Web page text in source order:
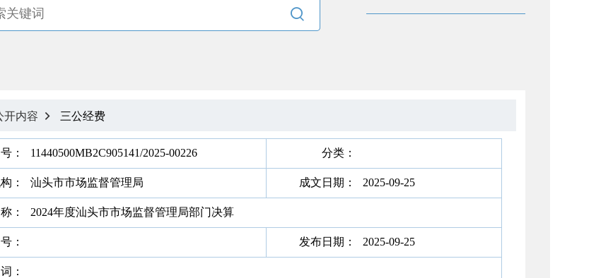

开内容  三公经费
： 11440500MB2C905141/2025-00226 分类：
： 汕头市市场监督管理局 成文日期： 2025-09-25
： 2024年度汕头市市场监督管理局部门决算
： 发布日期： 2025-09-25
：